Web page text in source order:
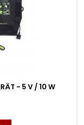
- 5 V / 10 W